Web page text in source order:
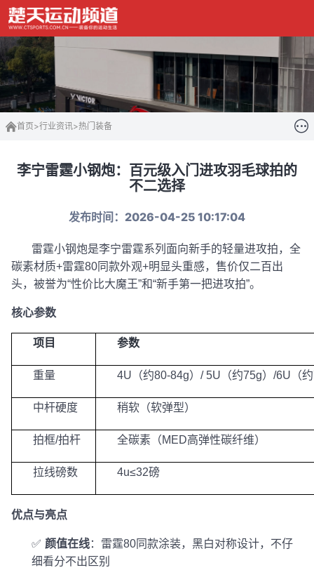
首页>行业资讯>热门装备
李宁雷霆小钢炮：百元级入门进攻羽毛球拍的
不二选择
发布时间：2026-04-25 10:17:04
雷霆小钢炮是李宁雷霆系列面向新手的轻量进攻拍，全
碳素材质+雷霆80同款外观+明显头重感，售价仅二百出
头，被誉为“性价比大魔王”和“新手第一把进攻拍”。
核心参数
项目 参数
重量 4U （约80-84g）/ 5U（约75g）/6U（
中杆硬度 稍软（软弹型）
拍框/拍杆 全碳素（MED高弹性碳纤维）
拉线磅数 4u≤32磅
优点与亮点
✅ 颜值在线：雷霆80同款涂装，黑白对称设计，不仔
细看分不出区别